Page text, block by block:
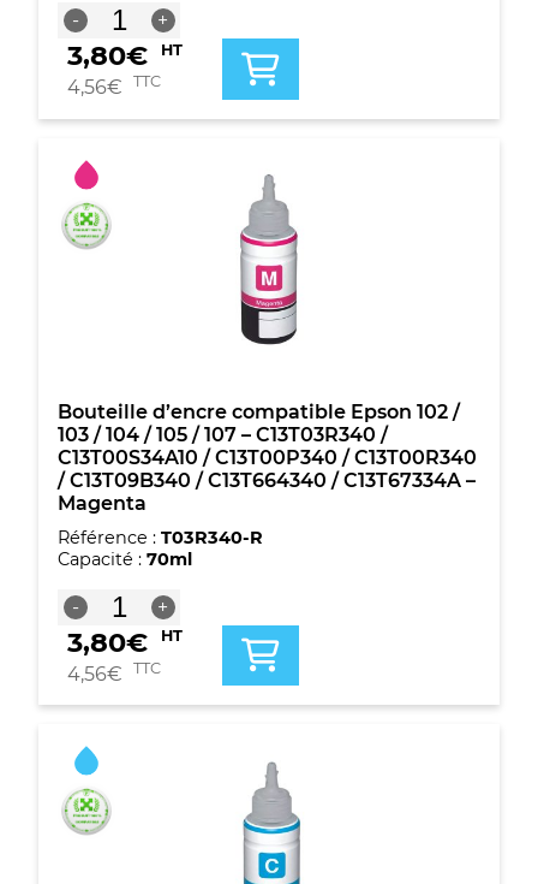
-
quantité
de
Bouteille
d'encre
Epson
/
103
/
104
C13T00S44A10
/
C13T00P440
/
C13T00R440
/
C13T09B440
C13T664440
/
C13T67344A
-
+
3,80€ HT
4,56€ TTC
Bouteille d’encre compatible Epson 102 /
103 / 104 / 105 / 107 – C13T03R340 /
C13T00S34A10 / C13T00P340 / C13T00R340
/ C13T09B340 / C13T664340 / C13T67334A –
Magenta
Référence : T03R340-R
Capacité : 70ml
-
quantité
de
Bouteille
d'encre
Epson
/
103
/
104
+
3,80€ HT
4,56€ TTC